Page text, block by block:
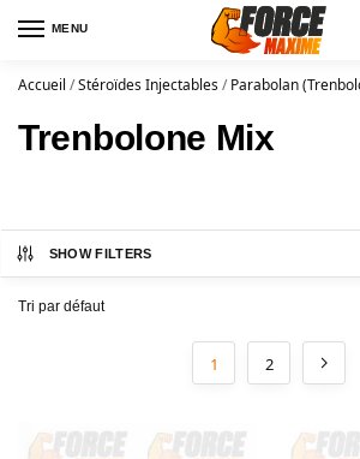
MENU
Accueil /Stéroïdes Injectables/Parabolan
Trenbolone Mix
SHOW FILTERS
1 2